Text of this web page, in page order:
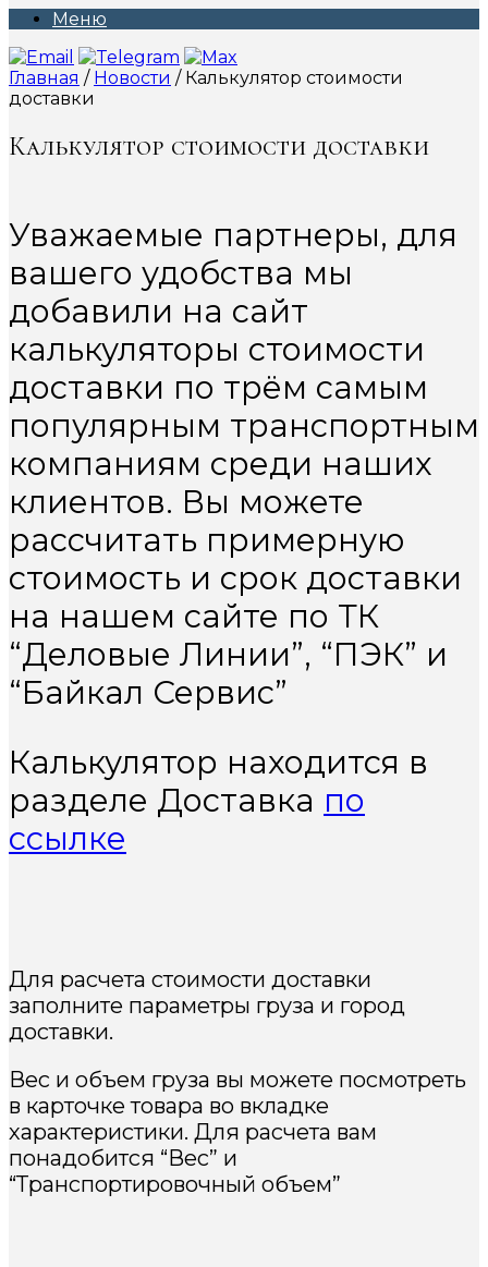
Меню
Главная / Новости / Калькулятор стоимости
доставки
Калькулятор стоимости доставки
Уважаемые партнеры, для
вашего удобства мы
добавили на сайт
калькуляторы стоимости
доставки по трём самым
популярным транспортным
компаниям среди наших
клиентов. Вы можете
рассчитать примерную
стоимость и срок доставки
на нашем сайте по ТК
“Деловые Линии”, “ПЭК” и
“Байкал Сервис”
Калькулятор находится в
разделе Доставка по
ссылке
Для расчета стоимости доставки
заполните параметры груза и город
доставки.
Вес и объем груза вы можете посмотреть
в карточке товара во вкладке
характеристики. Для расчета вам
понадобится “Вес” и
“Транспортировочный объем”